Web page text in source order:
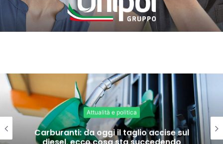
Attualità e politica
Carburanti: da oggi il taglio accise sul